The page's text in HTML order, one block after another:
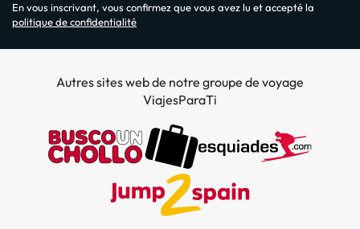
En vous inscrivant, vous confirmez que vous avez lu et accepté la
politique de confidentialité
Autres sites web de notre groupe de voyage
ViajesParaTi